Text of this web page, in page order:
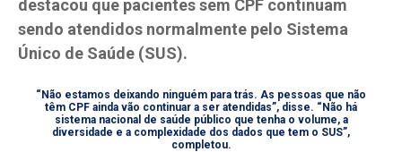
destacou que pacientes sem CPF continuam
sendo atendidos normalmente pelo Sistema
Único de Saúde (SUS).
“Não estamos deixando ninguém para trás. As pessoas que não
têm CPF ainda vão continuar a ser atendidas”, disse. “Não há
sistema nacional de saúde público que tenha o volume, a
diversidade e a complexidade dos dados que tem o SUS”,
completou.